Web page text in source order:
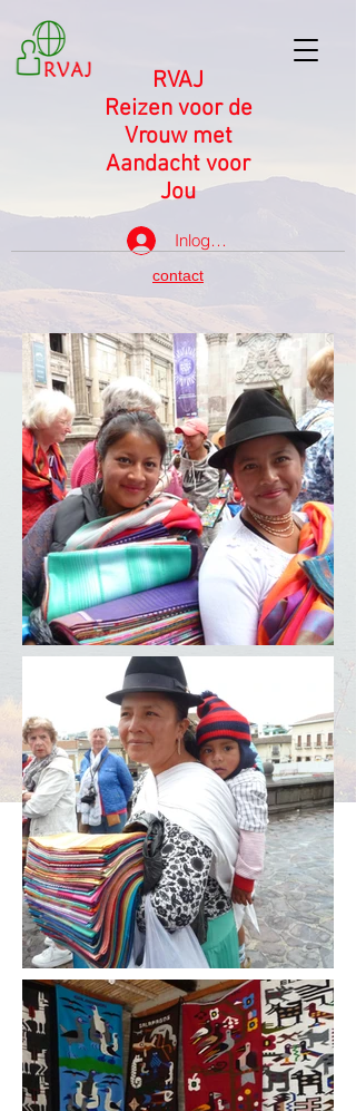
RVAJ
Reizen voor de
Vrouw met
Aandacht voor
Jou
contact
Inloggen